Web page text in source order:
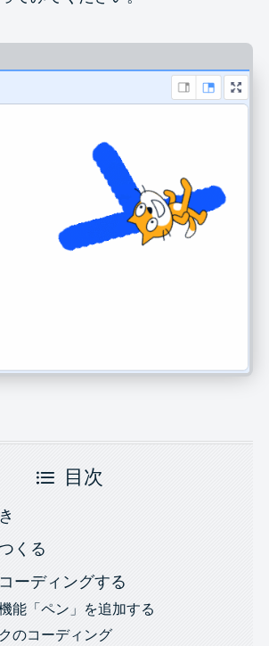
目次
くる
ーディングする
能「ペン」を追加する
のコーディング